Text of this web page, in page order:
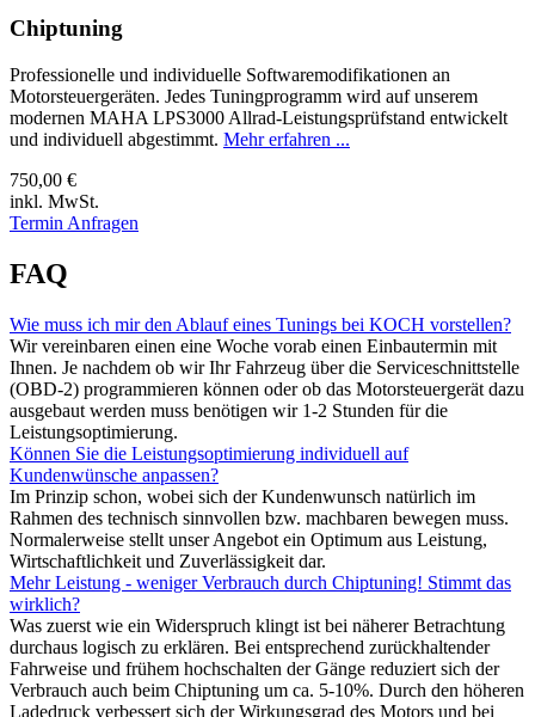
Chiptuning
Professionelle und individuelle Softwaremodifikationen an
Motorsteuergeräten. Jedes Tuningprogramm wird auf unserem
modernen MAHA LPS3000 Allrad-Leistungsprüfstand entwickelt
und individuell abgestimmt. Mehr erfahren ...
750,00 €
inkl. MwSt.
Termin Anfragen
FAQ
Wie muss ich mir den Ablauf eines Tunings bei KOCH vorstellen?
Wir vereinbaren einen eine Woche vorab einen Einbautermin mit
Ihnen. Je nachdem ob wir Ihr Fahrzeug über die Serviceschnittstelle
(OBD-2) programmieren können oder ob das Motorsteuergerät dazu
ausgebaut werden muss benötigen wir 1-2 Stunden für die
Leistungsoptimierung.
Können Sie die Leistungsoptimierung individuell auf
Kundenwünsche anpassen?
Im Prinzip schon, wobei sich der Kundenwunsch natürlich im
Rahmen des technisch sinnvollen bzw. machbaren bewegen muss.
Normalerweise stellt unser Angebot ein Optimum aus Leistung,
Wirtschaftlichkeit und Zuverlässigkeit dar.
Mehr Leistung - weniger Verbrauch durch Chiptuning! Stimmt das
wirklich?
Was zuerst wie ein Widerspruch klingt ist bei näherer Betrachtung
durchaus logisch zu erklären. Bei entsprechend zurückhaltender
Fahrweise und frühem hochschalten der Gänge reduziert sich der
Verbrauch auch beim Chiptuning um ca. 5-10%. Durch den höheren
Ladedruck verbessert sich der Wirkungsgrad des Motors und bei